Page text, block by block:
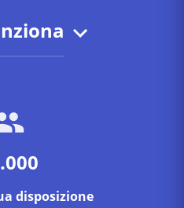
disposizione